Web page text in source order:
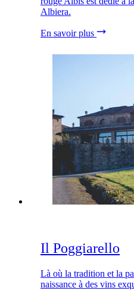
Albiera.
En savoir plus
Il Poggiarello
Là où la tradition et la
naissance à des vins